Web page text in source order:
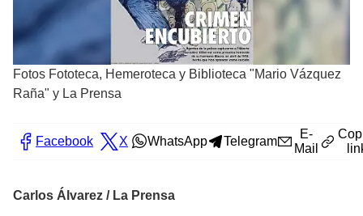
Fotos Fototeca, Hemeroteca y Biblioteca "Mario Vázquez
Raña" y La Prensa
Facebook X WhatsApp Telegram
E-
Mail
Carlos Álvarez / La Prensa